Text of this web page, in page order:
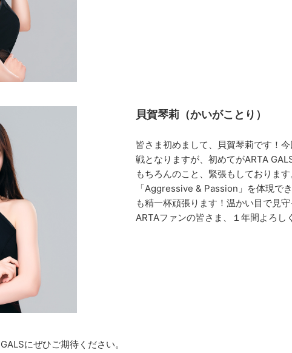
貝賀琴莉（かいがことり）
皆さま初めまして、貝賀琴莉です！
戦となりますが、初めてがARTA
もちろんのこと、緊張もしておりま
「Aggressive & Passion」を体現で
も精一杯頑張ります！温かい目で見
ARTAファンの皆さま、１年間よろし
にぜひご期待ください。